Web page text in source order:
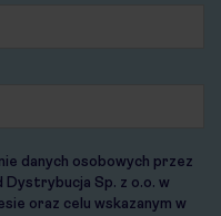
danych osobowych przez
Dystrybucja Sp. z o.o. w
oraz celu wskazanym w